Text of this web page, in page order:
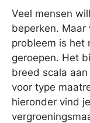
Veel mensen
beperken.
probleem is het
geroepen. Het
breed scala
voor type
hieronder vind